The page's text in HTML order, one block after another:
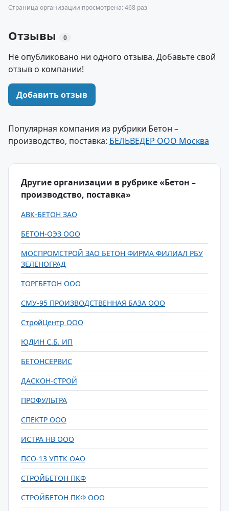
Страница организации просмотрена: 468 раз
Отзывы 0
Не опубликовано ни одного отзыва. Добавьте свой
отзыв о компании!
Добавить отзыв
Популярная компания из рубрики Бетон –
производство, поставка: БЕЛЬВЕДЕР ООО Москва
Другие организации в рубрике «Бетон –
производство, поставка»
АВК-БЕТОН ЗАО
БЕТОН-ОЭЗ ООО
МОСПРОМСТРОЙ ЗАО БЕТОН ФИРМА ФИЛИАЛ РБУ
ЗЕЛЕНОГРАД
ТОРГБЕТОН ООО
СМУ-95 ПРОИЗВОДСТВЕННАЯ БАЗА ООО
СтройЦентр ООО
ЮДИН С.Б. ИП
БЕТОНСЕРВИС
ДАСКОН-СТРОЙ
ПРОФУЛЬТРА
СПЕКТР ООО
ИСТРА НВ ООО
ПСО-13 УПТК ОАО
СТРОЙБЕТОН ПКФ
СТРОЙБЕТОН ПКФ ООО